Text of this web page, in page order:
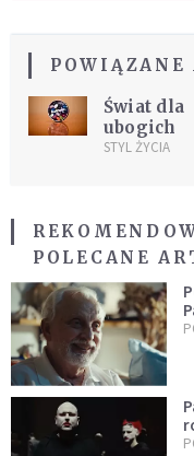
POWIĄZANE
Świat dla
ubogich
STYL ŻYCIA
POLECANE